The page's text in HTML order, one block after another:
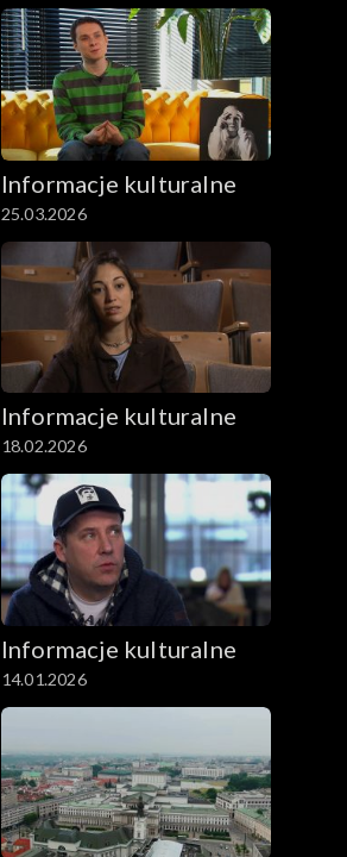
Informacje kulturalne
25.03.2026
Informacje kulturalne
18.02.2026
Informacje kulturalne
14.01.2026